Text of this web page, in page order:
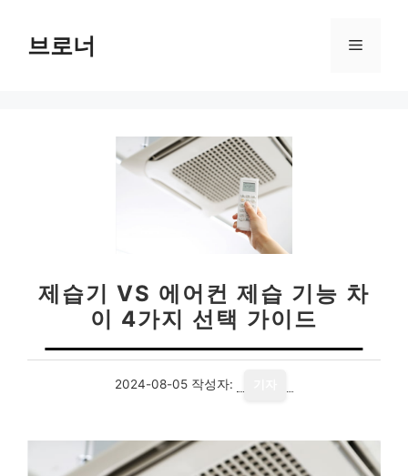
브로너 메
제습기 VS 에어컨 제습 기능 차
이 4가지 선택 가이드
2024-08-05 작성자: